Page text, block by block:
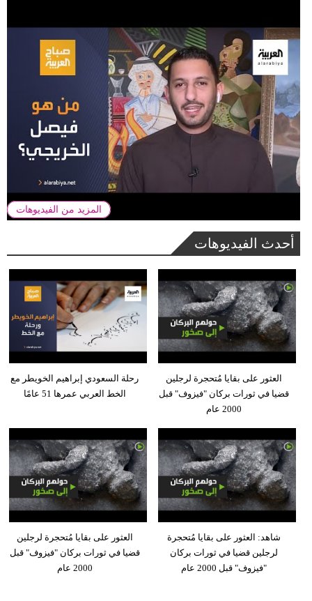
المزيد من الفيديوهات
أحدث الفيديوهات
رحلة السعودي إبراهيم الخويطر مع
الخط العربي عمرها 51 عامًا
العثور على بقايا مُتحجرة لرجلين
قضيا في ثورات بركان "فيزوف" قبل
2000 عام
العثور على بقايا مُتحجرة لرجلين
قضيا في ثورات بركان "فيزوف" قبل
2000 عام
شاهد: العثور على بقايا مُتحجرة
لرجلين قضيا في ثورات بركان
"فيزوف" قبل 2000 عام